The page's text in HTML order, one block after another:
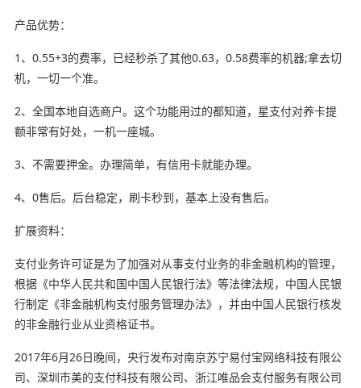
产品优势：
1、0.55+3的费率，已经秒杀了其他0.63，0.58费率的机器;拿去切
机，一切一个准。
2、全国本地自选商户。这个功能用过的都知道，星支付对养卡提
额非常有好处，一机一座城。
3、不需要押金。办理简单，有信用卡就能办理。
4、0售后。后台稳定，刷卡秒到，基本上没有售后。
扩展资料：
支付业务许可证是为了加强对从事支付业务的非金融机构的管理，
根据《中华人民共和国中国人民银行法》等法律法规，中国人民银
行制定《非金融机构支付服务管理办法》，并由中国人民银行核发
的非金融行业从业资格证书。
2017年6月26日晚间，央行发布对南京苏宁易付宝网络科技有限公
司、深圳市美的支付科技有限公司、浙江唯品会支付服务有限公司